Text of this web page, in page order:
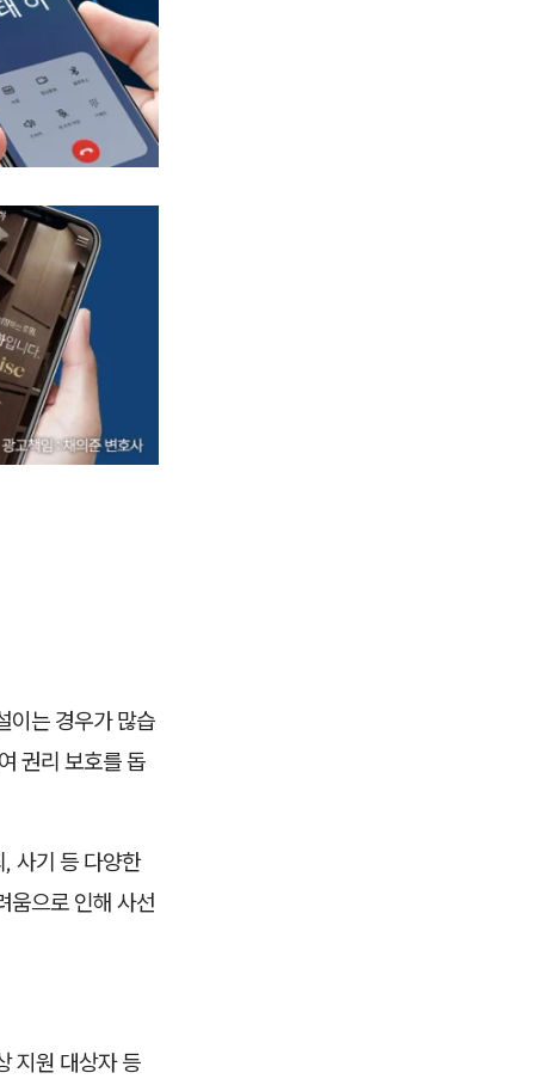
이는 경우가 많습
권리 보호를 돕
사기 등 다양한
움으로 인해 사선
지원 대상자 등